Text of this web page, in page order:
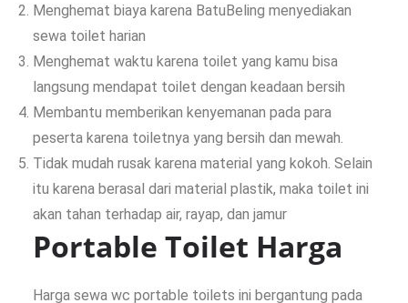
Menghemat biaya karena BatuBeling menyediakan
sewa toilet harian
Menghemat waktu karena toilet yang kamu bisa
langsung mendapat toilet dengan keadaan bersih
Membantu memberikan kenyemanan pada para
peserta karena toiletnya yang bersih dan mewah.
Tidak mudah rusak karena material yang kokoh. Selain
itu karena berasal dari material plastik, maka toilet ini
akan tahan terhadap air, rayap, dan jamur
Portable Toilet Harga
Harga sewa wc portable toilets ini bergantung pada